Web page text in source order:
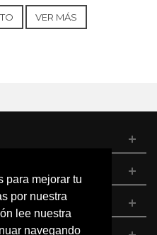
para mejorar tu
por nuestra
lee nuestra
navegando
VER MÁS